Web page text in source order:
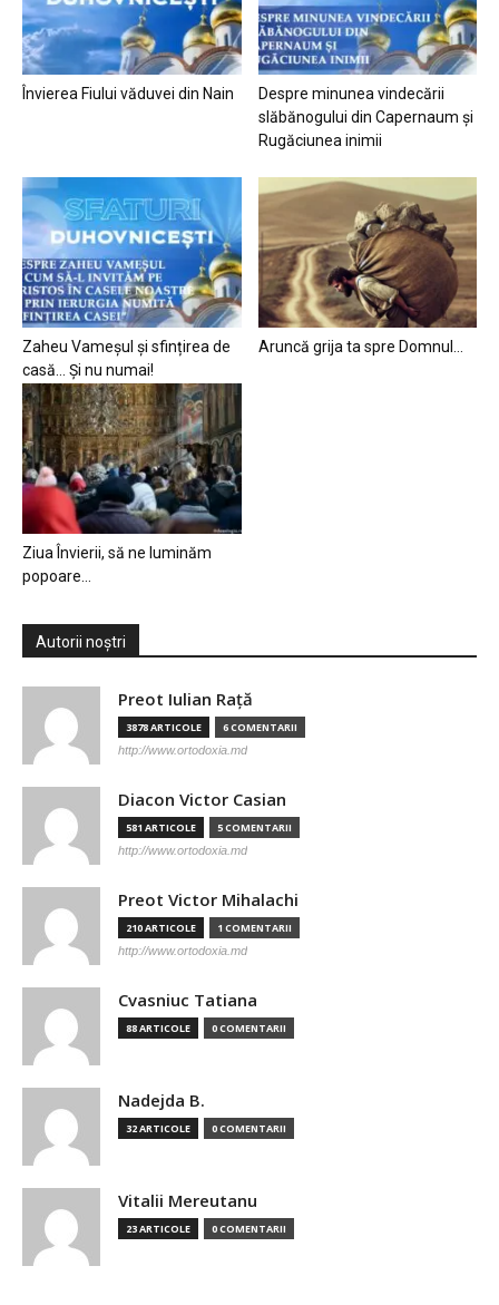
Învierea Fiului văduvei din Nain
Despre minunea vindecării
slăbănogului din Capernaum și
Rugăciunea inimii
Zaheu Vameșul și sfințirea de
casă… Și nu numai!
Aruncă grija ta spre Domnul…
Ziua Învierii, să ne luminăm
popoare…
Autorii noștri
Preot Iulian Raţă
3878 ARTICOLE 6 COMENTARII
http://www.ortodoxia.md
Diacon Victor Casian
581 ARTICOLE 5 COMENTARII
http://www.ortodoxia.md
Preot Victor Mihalachi
210 ARTICOLE 1 COMENTARII
http://www.ortodoxia.md
Cvasniuc Tatiana
88 ARTICOLE 0 COMENTARII
Nadejda B.
32 ARTICOLE 0 COMENTARII
Vitalii Mereutanu
23 ARTICOLE 0 COMENTARII